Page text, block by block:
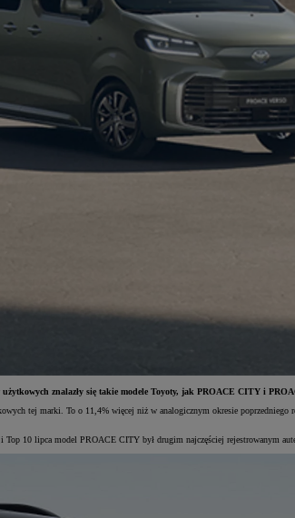
znalazły się takie modele Toyoty, jak PROACE CITY i
tej marki. To o 11,4% więcej niż w analogicznym okresie
10 lipca model PROACE CITY był drugim najczęściej rejestrowanym